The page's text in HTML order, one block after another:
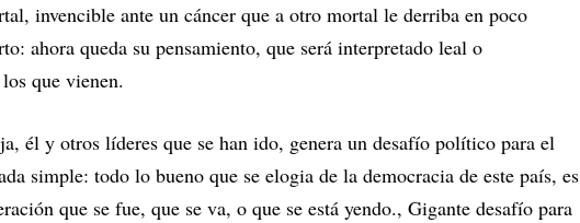
invencible ante un cáncer que a otro mortal le derriba en poco
ahora queda su pensamiento, que será interpretado leal o
que vienen.
él y otros líderes que se han ido, genera un desafío político para el
simple: todo lo bueno que se elogia de la democracia de este país, es
que se fue, que se va, o que se está yendo., Gigante desafío para